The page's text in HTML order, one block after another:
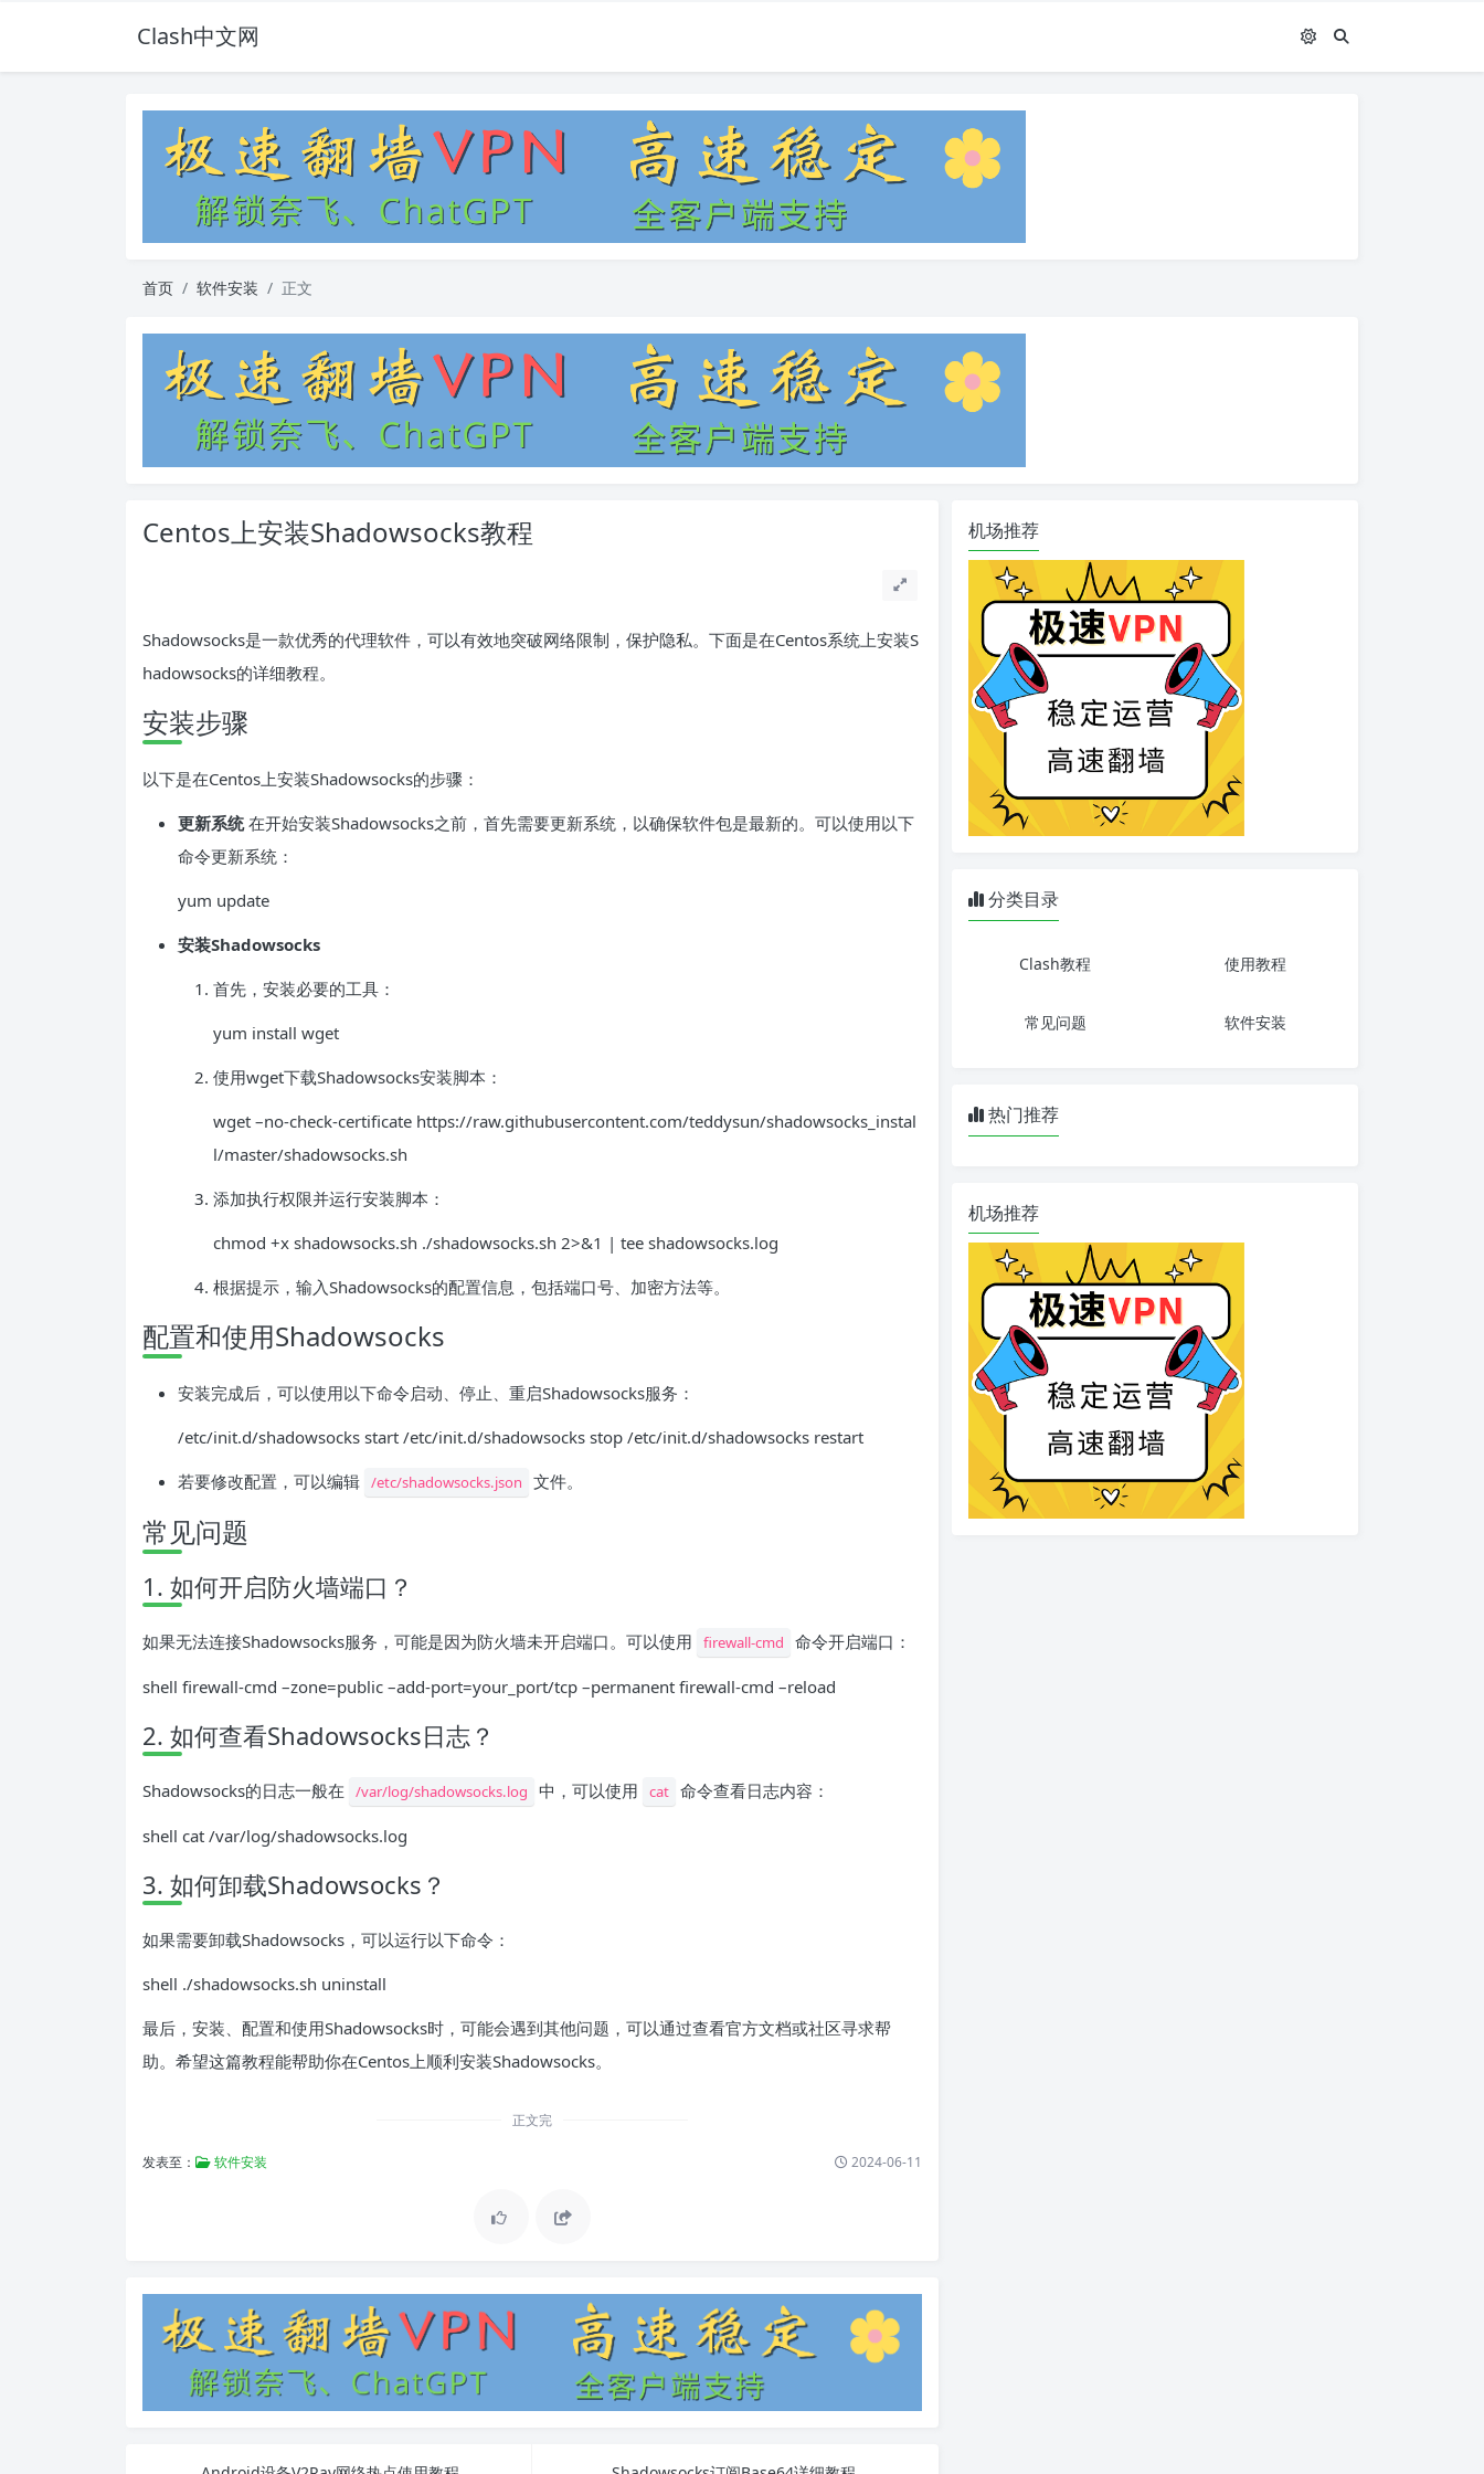
Clash中文网
首页 软件安装 正文
Centos上安装Shadowsocks教程
Shadowsocks是一款优秀的代理软件，可以有效地突破网络限制，保护隐私。下面是在Centos系统上安装S
hadowsocks的详细教程。
安装步骤
以下是在Centos上安装Shadowsocks的步骤：
更新系统在开始安装Shadowsocks之前，首先需要更新系统，以确保软件包是最新的。可以使用以下
命令更新系统：
yum update
安装Shadowsocks
首先，安装必要的工具：
yum install wget
使用wget下载Shadowsocks安装脚本：
wget –no-check-certificate https://raw.githubusercontent.com/teddysun/shadowsocks_instal
l/master/shadowsocks.sh
添加执行权限并运行安装脚本：
chmod +x shadowsocks.sh ./shadowsocks.sh 2>&1 | tee shadowsocks.log
根据提示，输入Shadowsocks的配置信息，包括端口号、加密方法等。
配置和使用Shadowsocks
安装完成后，可以使用以下命令启动、停止、重启Shadowsocks服务：
/etc/init.d/shadowsocks start /etc/init.d/shadowsocks stop /etc/init.d/shadowsocks restart
若要修改配置，可以编辑 /etc/shadowsocks.json 文件。
常见问题
1. 如何开启防火墙端口？
如果无法连接Shadowsocks服务，可能是因为防火墙未开启端口。可以使用 firewall-cmd 命令开启端口：
shell firewall-cmd –zone=public –add-port=your_port/tcp –permanent firewall-cmd –reload
2. 如何查看Shadowsocks日志？
Shadowsocks的日志一般在 /var/log/shadowsocks.log 中，可以使用 cat 命令查看日志内容：
shell cat /var/log/shadowsocks.log
3. 如何卸载Shadowsocks？
如果需要卸载Shadowsocks，可以运行以下命令：
shell ./shadowsocks.sh uninstall
最后，安装、配置和使用Shadowsocks时，可能会遇到其他问题，可以通过查看官方文档或社区寻求帮
助。希望这篇教程能帮助你在Centos上顺利安装Shadowsocks。
正文完
发表至： 软件安装 2024-06-11
机场推荐
分类目录
Clash教程 使用教程
常见问题 软件安装
热门推荐
机场推荐